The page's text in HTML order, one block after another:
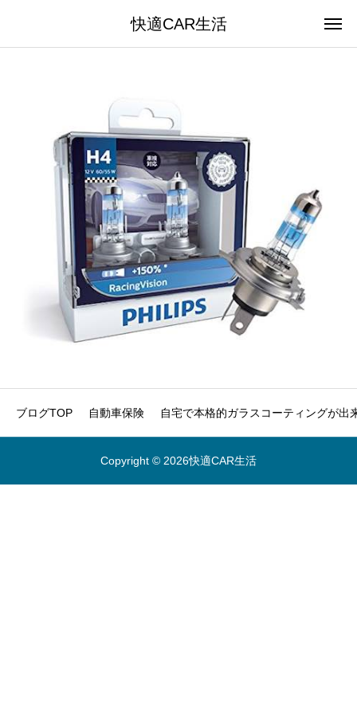
快適CAR生活
ブログTOP 自動車保険 自宅で本格的ガラスコーティングが出
Copyright © 2026快適CAR生活